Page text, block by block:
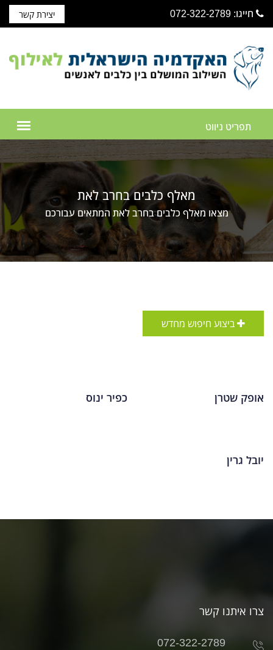
חייגו: 072-322-2789 יצירת קשר
מאלף כלבים בחרב לאת
מצאו מאלף כלבים בחרב לאת המתאים עבורכם
ביצוע חיפוש מחדש
אופק שטרן כפיר ינוס
יובל גרין
צרו איתנו קשר
072-322-2789